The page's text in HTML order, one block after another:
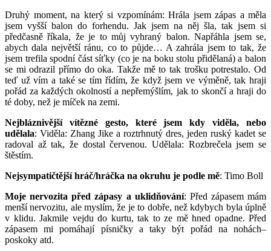
Druhý moment, na který si vzpomínám: Hrála jsem zápas a měla
jsem vyšší balon do forhendu. Jak jsem na něj šla, tak jsem si
předčasně říkala, že je to můj vyhraný balon. Napřáhla jsem se,
abych dala největší ránu, co to půjde… A zahrála jsem to tak, že
jsem trefila spodní část síťky (co je na boku stolu přidělaná) a balon
se mi odrazil přímo do oka. Takže mě to tak trošku potrestalo. Od
teď už vím a také se tím řídím, že když jsem ve výměně, tak hraji
pořád za každých okolností a nepřemýšlím, jak to skončí a hraji do
té doby, než je míček na zemi.
Nejbláznivější vítězné gesto, které jsem kdy viděla, nebo
udělala: Viděla: Zhang Jike a roztrhnutý dres, jeden ruský kadet se
radoval až tak, že dostal červenou. Udělala: Rozbrečela jsem se
štěstím.
Nejsympatičtější hráč/hráčka na okruhu je podle mě: Timo Boll
Moje nervozita před zápasy a uklidňování: Před zápasem mám
menší nervozitu, ale myslím, že je to dobře, než kdybych byla úplně
v klidu. Jakmile vejdu do kurtu, tak to ze mě hned opadne. Před
zápasem mi pomáhají písničky a taky být pořád na nohách–
poskoky atd.